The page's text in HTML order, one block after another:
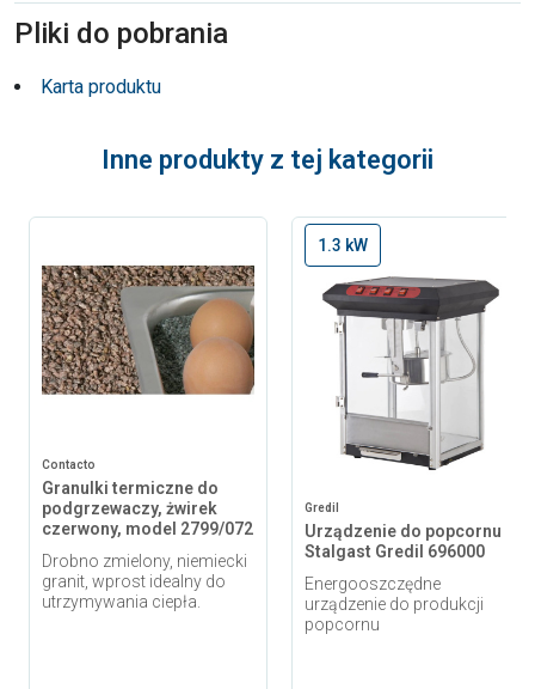
Pliki do pobrania
Karta produktu
Inne produkty z tej kategorii
Contacto
Granulki termiczne do
podgrzewaczy, żwirek
czerwony, model 2799/072
Drobno zmielony, niemiecki
granit, wprost idealny do
utrzymywania ciepła.
1.3 kW
Gredil
Urządzenie do popcornu
Stalgast Gredil 696000
Energooszczędne
urządzenie do produkcji
popcornu